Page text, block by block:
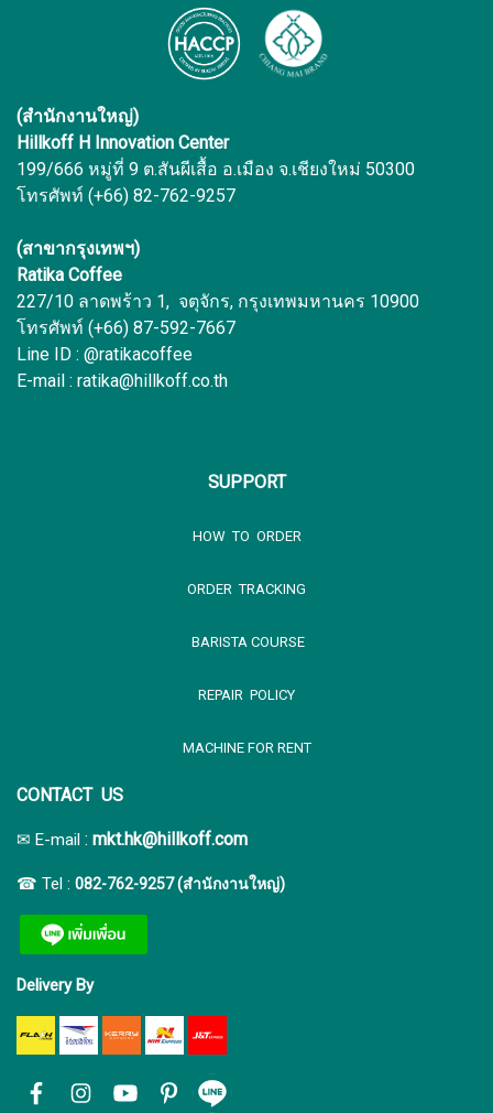
(สำนักงานใหญ่)
Hillkoff H Innovation Center
199/666 หมู่ที่ 9 ต.สันผีเสื้อ อ.เมือง จ.เชียงใหม่ 50300
โทรศัพท์ (+66) 82-762-9257
(สาขากรุงเทพฯ)
Ratika Coffee
227/10 ลาดพร้าว 1, จตุจักร, กรุงเทพมหานคร 10900
โทรศัพท์ (+66) 87-592-7667
Line ID : @ratikacoffee
E-mail : ratika@hillkoff.co.th
SUPPORT
HOW TO ORDER
ORDER TRACKING
BARISTA COURSE
REPAIR POLICY
MACHINE FOR RENT
CONTACT US
✉ E-mail : mkt.hk@hillkoff.com
☎ Tel : 082-762-9257 (สำนักงานใหญ่)
Delivery By